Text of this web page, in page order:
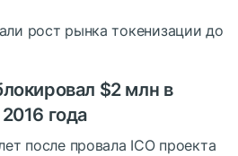
рост рынка токенизации до
$2 млн в
года
после провала ICO проекта